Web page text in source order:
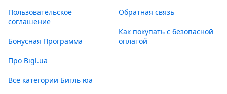
Пользовательское
соглашение
Бонусная Программа
Про Bigl.ua
Все категории Бигль юа
Обратная связь
Как покупать с безопасной
оплатой